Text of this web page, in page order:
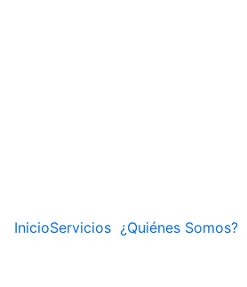
InicioServicios ¿Quiénes Somos?